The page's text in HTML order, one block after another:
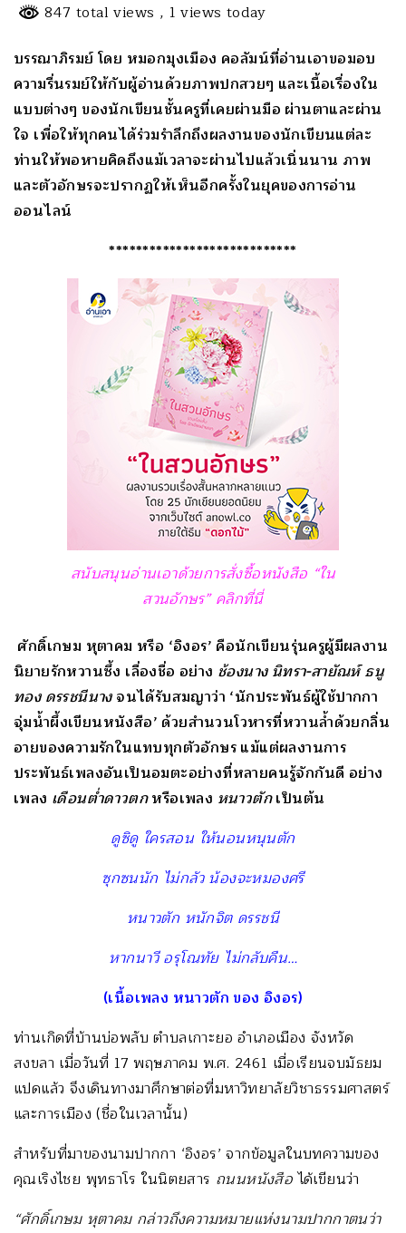
847 total views , 1 views today
บรรณาภิรมย์ โดย หมอกมุงเมือง คอลัมน์ที่อ่านเอาขอมอบ
ความรื่นรมย์ให้กับผู้อ่านด้วยภาพปกสวยๆ และเนื้อเรื่องใน
แบบต่างๆ ของนักเขียนชั้นครูที่เคยผ่านมือ ผ่านตาและผ่าน
ใจ เพื่อให้ทุกคนได้ร่วมรำลึกถึงผลงานของนักเขียนแต่ละ
ท่านให้พอหายคิดถึงแม้เวลาจะผ่านไปแล้วเนิ่นนาน ภาพ
และตัวอักษรจะปรากฏให้เห็นอีกครั้งในยุคของการอ่าน
ออนไลน์
****************************
สนับสนุนอ่านเอาด้วยการสั่งซื้อหนังสือ “ใน
สวนอักษร” คลิกที่นี่
ศักดิ์เกษม หุตาคม หรือ ‘อิงอร’ คือนักเขียนรุ่นครูผู้มีผลงาน
นิยายรักหวานซึ้ง เลื่องชื่อ อย่าง ช้องนาง นิทรา-สายัณห์ ธนู
ทอง ดรรชนีนางจนได้รับสมญาว่า ‘นักประพันธ์ผู้ใช้ปากกา
จุ่มน้ำผึ้งเขียนหนังสือ’ ด้วยสำนวนโวหารที่หวานล้ำด้วยกลิ่น
อายของความรักในแทบทุกตัวอักษร แม้แต่ผลงานการ
ประพันธ์เพลงอันเป็นอมตะอย่างที่หลายคนรู้จักกันดี อย่าง
เพลง เดือนต่ำดาวตกหรือเพลง หนาวตักเป็นต้น
ดูซิดู ใครสอน ให้นอนหนุนตัก
ซุกซนนัก ไม่กลัว น้องจะหมองศรี
หนาวตัก หนักจิต ดรรชนี
หากนาวี อรุโณทัย ไม่กลับคืน…
(เนื้อเพลง หนาวตัก ของ อิงอร)
ท่านเกิดที่บ้านบ่อพลับ ตำบลเกาะยอ อำเภอเมือง จังหวัด
สงขลา เมื่อวันที่ 17 พฤษภาคม พ.ศ. 2461 เมื่อเรียนจบมัธยม
แปดแล้ว จึงเดินทางมาศึกษาต่อที่มหาวิทยาลัยวิชาธรรมศาสตร์
และการเมือง (ชื่อในเวลานั้น)
สำหรับที่มาของนามปากกา ‘อิงอร’ จากข้อมูลในบทความของ
คุณเริงไชย พุทธาโร ในนิตยสาร ถนนหนังสือได้เขียนว่า
“ศักดิ์เกษม หุตาคม กล่าวถึงความหมายแห่งนามปากกาตนว่า